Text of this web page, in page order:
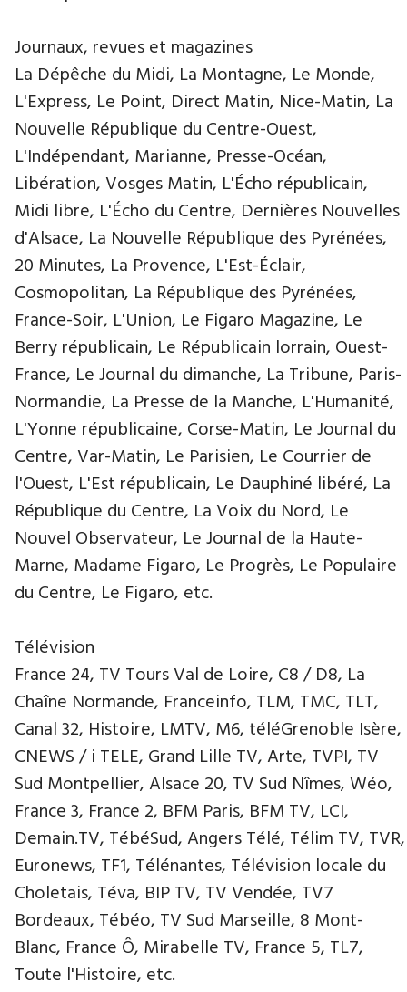
Journaux, revues et magazines
La Dépêche du Midi, La Montagne, Le Monde,
L'Express, Le Point, Direct Matin, Nice-Matin, La
Nouvelle République du Centre-Ouest,
L'Indépendant, Marianne, Presse-Océan,
Libération, Vosges Matin, L'Écho républicain,
Midi libre, L'Écho du Centre, Dernières Nouvelles
d'Alsace, La Nouvelle République des Pyrénées,
20 Minutes, La Provence, L'Est-Éclair,
Cosmopolitan, La République des Pyrénées,
France-Soir, L'Union, Le Figaro Magazine, Le
Berry républicain, Le Républicain lorrain, Ouest-
France, Le Journal du dimanche, La Tribune, Paris-
Normandie, La Presse de la Manche, L'Humanité,
L'Yonne républicaine, Corse-Matin, Le Journal du
Centre, Var-Matin, Le Parisien, Le Courrier de
l'Ouest, L'Est républicain, Le Dauphiné libéré, La
République du Centre, La Voix du Nord, Le
Nouvel Observateur, Le Journal de la Haute-
Marne, Madame Figaro, Le Progrès, Le Populaire
du Centre, Le Figaro, etc.
Télévision
France 24, TV Tours Val de Loire, C8 / D8, La
Chaîne Normande, Franceinfo, TLM, TMC, TLT,
Canal 32, Histoire, LMTV, M6, téléGrenoble Isère,
CNEWS / i TELE, Grand Lille TV, Arte, TVPI, TV
Sud Montpellier, Alsace 20, TV Sud Nîmes, Wéo,
France 3, France 2, BFM Paris, BFM TV, LCI,
Demain.TV, TébéSud, Angers Télé, Télim TV, TVR,
Euronews, TF1, Télénantes, Télévision locale du
Choletais, Téva, BIP TV, TV Vendée, TV7
Bordeaux, Tébéo, TV Sud Marseille, 8 Mont-
Blanc, France Ô, Mirabelle TV, France 5, TL7,
Toute l'Histoire, etc.